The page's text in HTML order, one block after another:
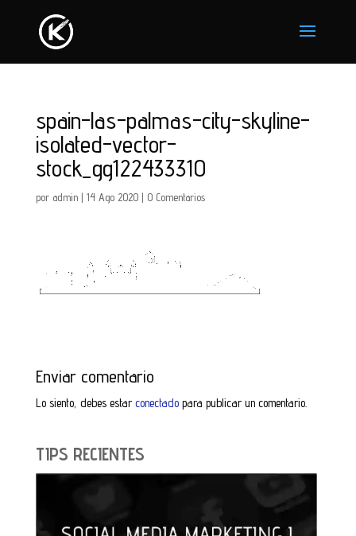
spain-las-palmas-city-skyline-
isolated-vector-
stock_gg122433310
por admin| 14 Ago 2020| 0 Comentarios
Enviar comentario
Lo siento, debes estar conectadopara publicar un comentario.
TIPS RECIENTES